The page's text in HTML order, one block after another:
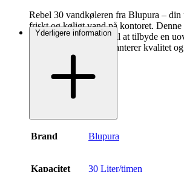
Rebel 30 vandkøleren fra Blupura –
friskt og køligt vand på kontoret. Denne
vandkøler er designet til at tilbyde en
vandoplevelse, der garanterer kvalitet
Yderligere information
Brand Blupura
Kapacitet 30 Liter/timen